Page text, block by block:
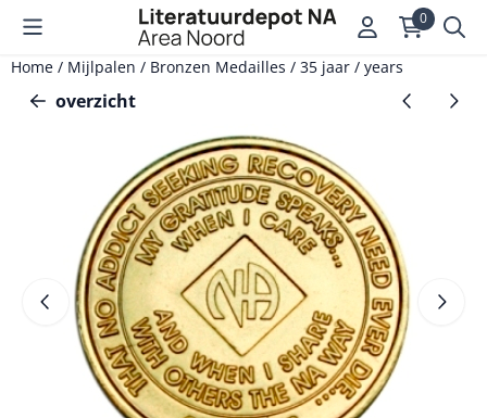
Cookievoorkeuren zijn momenteel gesloten. 0
Home / Mijlpalen / Bronzen Medailles / 35 jaar / years
overzicht